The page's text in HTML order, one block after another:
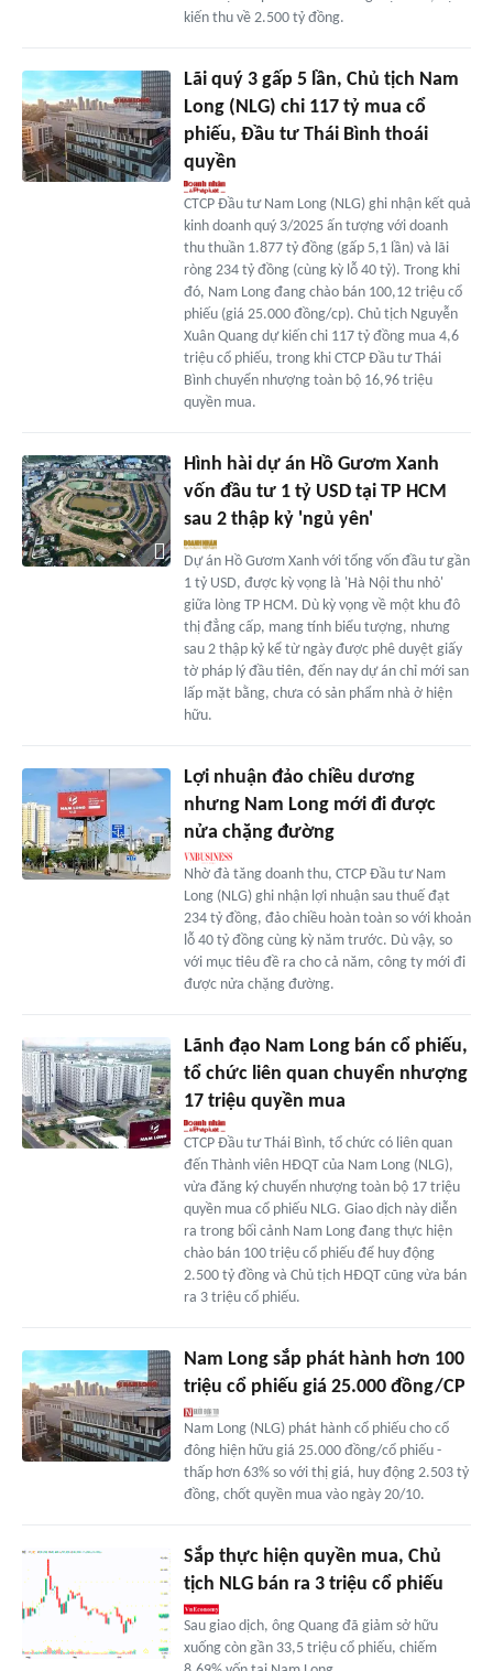
kiến thu về 2.500 tỷ đồng.
Lãi quý 3 gấp 5 lần, Chủ tịch Nam
Long (NLG) chi 117 tỷ mua cổ
phiếu, Đầu tư Thái Bình thoái
quyền
CTCP Đầu tư Nam Long (NLG) ghi nhận kết quả
kinh doanh quý 3/2025 ấn tượng với doanh
thu thuần 1.877 tỷ đồng (gấp 5,1 lần) và lãi
ròng 234 tỷ đồng (cùng kỳ lỗ 40 tỷ). Trong khi
đó, Nam Long đang chào bán 100,12 triệu cổ
phiếu (giá 25.000 đồng/cp). Chủ tịch Nguyễn
Xuân Quang dự kiến chi 117 tỷ đồng mua 4,6
triệu cổ phiếu, trong khi CTCP Đầu tư Thái
Bình chuyển nhượng toàn bộ 16,96 triệu
quyền mua.
Hình hài dự án Hồ Gươm Xanh
vốn đầu tư 1 tỷ USD tại TP HCM
sau 2 thập kỷ 'ngủ yên'
Dự án Hồ Gươm Xanh với tổng vốn đầu tư gần
1 tỷ USD, được kỳ vọng là 'Hà Nội thu nhỏ'
giữa lòng TP HCM. Dù kỳ vọng về một khu đô
thị đẳng cấp, mang tính biểu tượng, nhưng
sau 2 thập kỷ kể từ ngày được phê duyệt giấy
tờ pháp lý đầu tiên, đến nay dự án chỉ mới san
lấp mặt bằng, chưa có sản phẩm nhà ở hiện
hữu.
Lợi nhuận đảo chiều dương
nhưng Nam Long mới đi được
nửa chặng đường
Nhờ đà tăng doanh thu, CTCP Đầu tư Nam
Long (NLG) ghi nhận lợi nhuận sau thuế đạt
234 tỷ đồng, đảo chiều hoàn toàn so với khoản
lỗ 40 tỷ đồng cùng kỳ năm trước. Dù vậy, so
với mục tiêu đề ra cho cả năm, công ty mới đi
được nửa chặng đường.
Lãnh đạo Nam Long bán cổ phiếu,
tổ chức liên quan chuyển nhượng
17 triệu quyền mua
CTCP Đầu tư Thái Bình, tổ chức có liên quan
đến Thành viên HĐQT của Nam Long (NLG),
vừa đăng ký chuyển nhượng toàn bộ 17 triệu
quyền mua cổ phiếu NLG. Giao dịch này diễn
ra trong bối cảnh Nam Long đang thực hiện
chào bán 100 triệu cổ phiếu để huy động
2.500 tỷ đồng và Chủ tịch HĐQT cũng vừa bán
ra 3 triệu cổ phiếu.
Nam Long sắp phát hành hơn 100
triệu cổ phiếu giá 25.000 đồng/CP
Nam Long (NLG) phát hành cổ phiếu cho cổ
đông hiện hữu giá 25.000 đồng/cổ phiếu -
thấp hơn 63% so với thị giá, huy động 2.503 tỷ
đồng, chốt quyền mua vào ngày 20/10.
Sắp thực hiện quyền mua, Chủ
tịch NLG bán ra 3 triệu cổ phiếu
Sau giao dịch, ông Quang đã giảm sở hữu
xuống còn gần 33,5 triệu cổ phiếu, chiếm